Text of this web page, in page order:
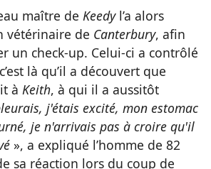
maître de Keedyl’a alors
vétérinaire de Canterbury, afin
un check-up. Celui-ci a contrôlé
là qu’il a découvert que
à Keith, à qui il a aussitôt
j'étais excité, mon estomac
je n'arrivais pas à croire qu'il
», a expliqué l’homme de 82
sa réaction lors du coup de